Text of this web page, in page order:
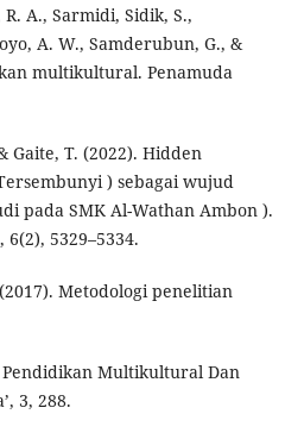
A., Sarmidi, Sidik, S.,
A. W., Samderubun, G., &
multikultural. Penamuda
Gaite, T. (2022). Hidden
) sebagai wujud
pada SMK Al-Wathan Ambon ).
5329–5334.
Metodologi penelitian
Pendidikan Multikultural Dan
3, 288.